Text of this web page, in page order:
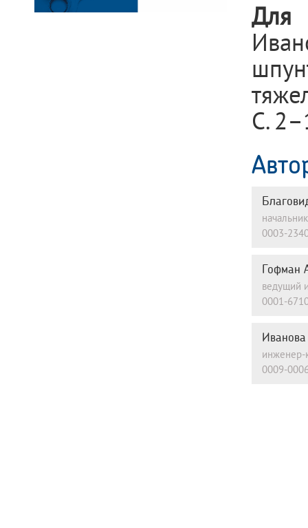
Для
С.
0003-
Гофман
ведущий
0001-
инженер-
0009-